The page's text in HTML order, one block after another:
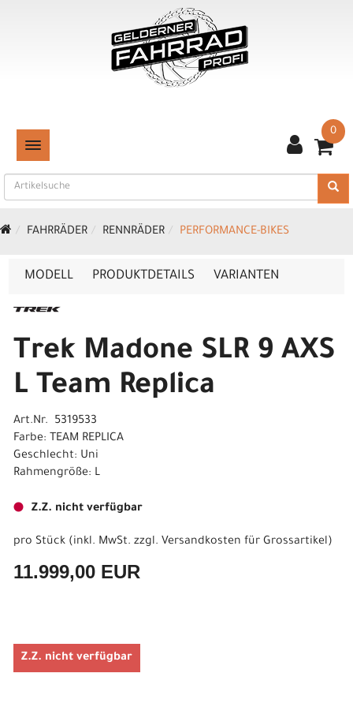
TOGGLE NAVIGATION
0
FAHRRÄDER RENNRÄDER PERFORMANCE-BIKES
MODELL PRODUKTDETAILS VARIANTEN
Trek Madone SLR 9 AXS
L Team Replica
Art.Nr. 5319533
Farbe: TEAM REPLICA
Geschlecht: Uni
Rahmengröße: L
Z.Z. nicht verfügbar
pro Stück (inkl. MwSt. zzgl. Versandkosten für Grossartikel)
11.999,00 EUR
Z.Z. nicht verfügbar